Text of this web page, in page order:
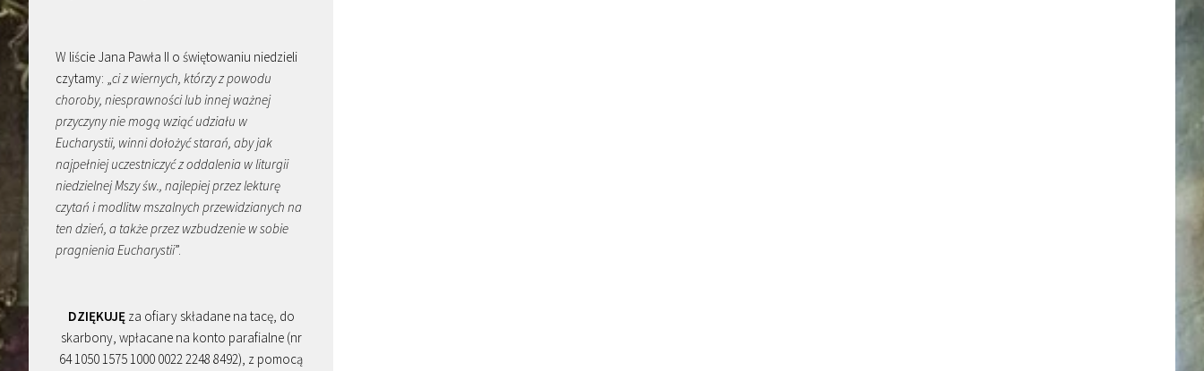
W liście Jana Pawła II o świętowaniu niedzieli
czytamy: „ci z wiernych, którzy z powodu
choroby, niesprawności lub innej ważnej
przyczyny nie mogą wziąć udziału w
Eucharystii, winni dołożyć starań, aby jak
najpełniej uczestniczyć z oddalenia w liturgii
niedzielnej Mszy św., najlepiej przez lekturę
czytań i modlitw mszalnych przewidzianych na
ten dzień, a także przez wzbudzenie w sobie
pragnienia Eucharystii”.
DZIĘKUJĘza ofiary składane na tacę, do
skarbony, wpłacane na konto parafialne (nr
64 1050 1575 1000 0022 2248 8492), z pomocą